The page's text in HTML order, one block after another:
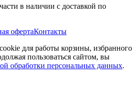
в наличии с доставкой по
офертаКонтакты
для работы корзины, избранного
пользоваться сайтом, вы
обработки персональных данных.